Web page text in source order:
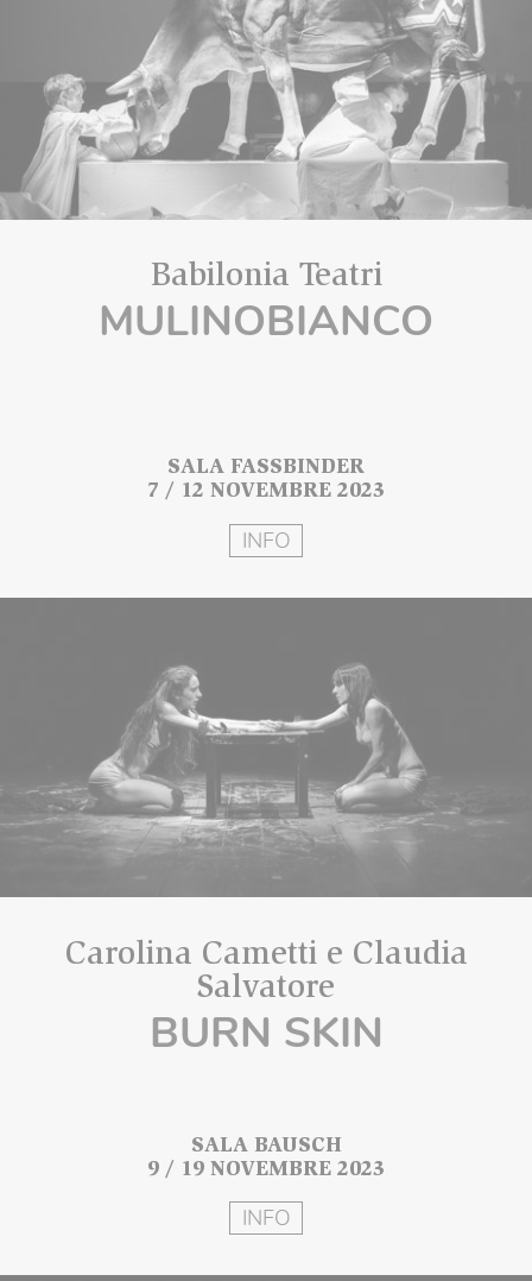
Babilonia Teatri
MULINOBIANCO
SALA FASSBINDER
7 / 12 NOVEMBRE 2023
INFO
Carolina Cametti e Claudia
Salvatore
BURN SKIN
SALA BAUSCH
9 / 19 NOVEMBRE 2023
INFO